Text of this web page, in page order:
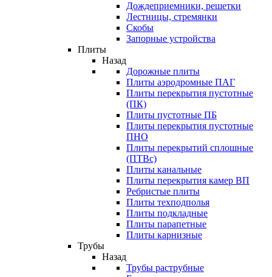
Дождеприемники, решетки
Лестницы, стремянки
Скобы
Запорные устройства
Плиты
Назад
Дорожные плиты
Плиты аэродромные ПАГ
Плиты перекрытия пустотные
(ПК)
Плиты пустотные ПБ
Плиты перекрытия пустотные
ПНО
Плиты перекрытий сплошные
(ПТВс)
Плиты канальные
Плиты перекрытия камер ВП
Ребристые плиты
Плиты техподполья
Плиты подкладные
Плиты парапетные
Плиты карнизные
Трубы
Назад
Трубы раструбные